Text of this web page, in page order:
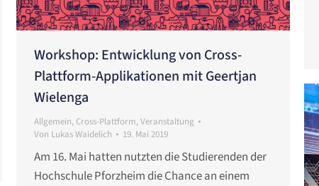
Workshop: Entwicklung von Cross-
Plattform-Applikationen mit Geertjan
Wielenga
Allgemein, Cross-Plattform,Veranstaltung
Von Lukas Waidelich 19. Mai 2019
Am 16. Mai hatten nutzten die Studierenden der
Hochschule Pforzheim die Chance an einem